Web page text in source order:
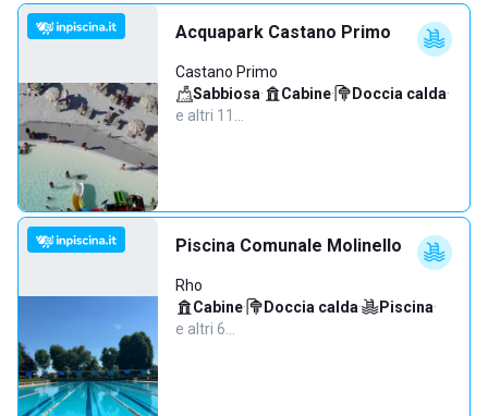
Acquapark Castano Primo
Castano Primo
Sabbiosa· Cabine· Doccia calda·
e altri 11…
Piscina Comunale Molinello
Rho
Cabine· Doccia calda· Piscina·
e altri 6…